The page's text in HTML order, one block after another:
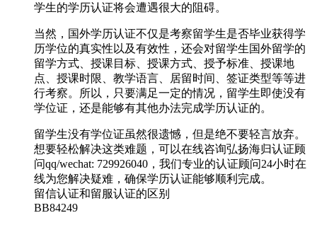
学生的学历认证将会遭遇很大的阻碍。
当然，国外学历认证不仅是考察留学生是否毕业获得学
历学位的真实性以及有效性，还会对留学生国外留学的
留学方式、授课目标、授课方式、授予标准、授课地
点、授课时限、教学语言、居留时间、签证类型等等进
行考察。所以，只要满足一定的情况，留学生即使没有
学位证，还是能够有其他办法完成学历认证的。
留学生没有学位证虽然很遗憾，但是绝不要轻言放弃。
想要轻松解决这类难题，可以在线咨询弘扬海归认证顾
问qq/wechat: 729926040，我们专业的认证顾问24小时在
线为您解决疑难，确保学历认证能够顺利完成。
留信认证和留服认证的区别
BB84249